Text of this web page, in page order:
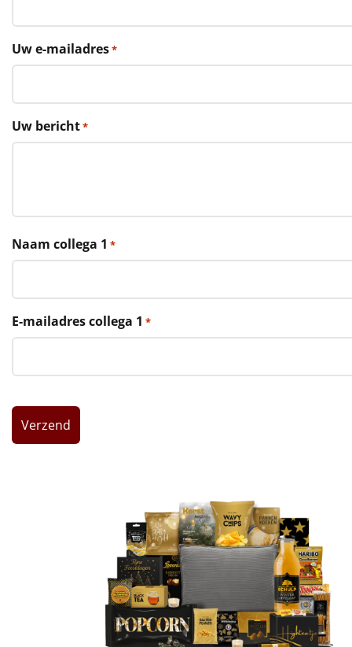
Thema
Rituals
Luxe
Mannen
Vrouwen
Duurzaam
Leuke
Goedkope
Uw e-mailadres*
Uw bericht*
Naam collega 1 *
E-mailadres collega 1 *